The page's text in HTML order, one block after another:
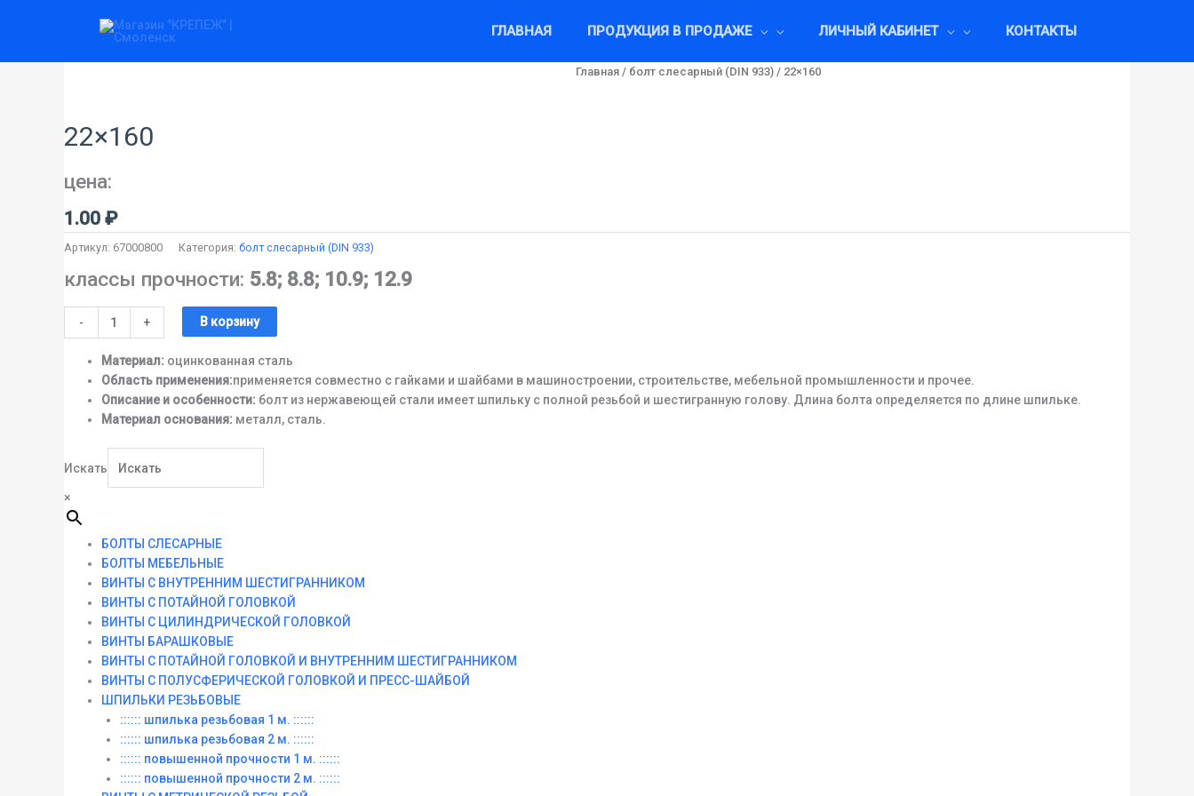
ГЛАВНАЯ ПРОДУКЦИЯ В ПРОДАЖЕ ЛИЧНЫЙ КАБИНЕТ КОНТАКТЫ
Главная / болт слесарный (DIN 933) / 22×160
22×160
цена:
1.00 ₽
Артикул: 67000800 Категория: болт слесарный (DIN 933)
классы прочности: 5.8; 8.8; 10.9; 12.9
- + В корзину
Материал: оцинкованная сталь
Область применения:применяется совместно с гайками и шайбами в машиностроении, строительстве, мебельной промышленности и прочее.
Описание и особенности: болт из нержавеющей стали имеет шпильку с полной резьбой и шестигранную голову. Длина болта определяется по длине шпильке.
Материал основания: металл, сталь.
Искать
×
БОЛТЫ СЛЕСАРНЫЕ
БОЛТЫ МЕБЕЛЬНЫЕ
ВИНТЫ С ВНУТРЕННИМ ШЕСТИГРАННИКОМ
ВИНТЫ С ПОТАЙНОЙ ГОЛОВКОЙ
ВИНТЫ С ЦИЛИНДРИЧЕСКОЙ ГОЛОВКОЙ
ВИНТЫ БАРАШКОВЫЕ
ВИНТЫ С ПОТАЙНОЙ ГОЛОВКОЙ И ВНУТРЕННИМ ШЕСТИГРАННИКОМ
ВИНТЫ С ПОЛУСФЕРИЧЕСКОЙ ГОЛОВКОЙ И ПРЕСС-ШАЙБОЙ
ШПИЛЬКИ РЕЗЬБОВЫЕ
:::::: шпилька резьбовая 1 м. ::::::
:::::: шпилька резьбовая 2 м. ::::::
:::::: повышенной прочности 1 м. ::::::
:::::: повышенной прочности 2 м. ::::::